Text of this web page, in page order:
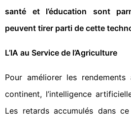
santé et l’éducation sont
peuvent tirer parti de cette
L’IA au Service de l’Agriculture
Pour améliorer les
continent, l’intelligence
Les retards accumulés dans